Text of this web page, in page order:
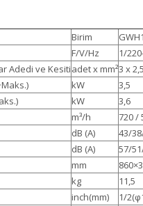
Birim
F/V/Hz
1/
Adedi ve Kesitiadet x mm²3 x 2,5
kW
3,5
kW
3,6
m³/h
720 /
dB (A)
43/
dB (A)
57/
mm
kg
11,5
inch(mm)
1/